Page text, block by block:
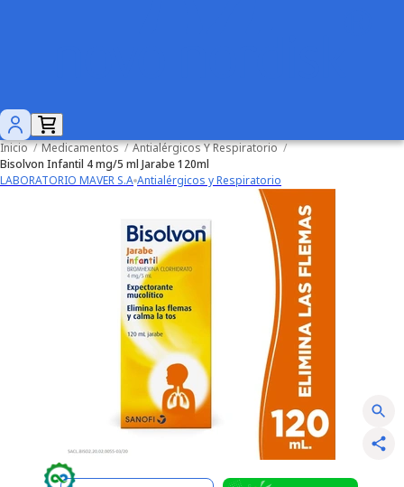
Inicio / Medicamentos / Antialérgicos Y Respiratorio /
Bisolvon Infantil 4 mg/5 ml Jarabe 120ml
LABORATORIO MAVER S.A Antialérgicos y Respiratorio